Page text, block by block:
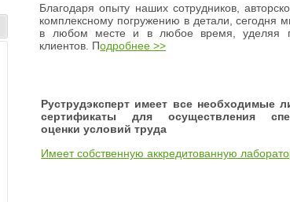
Благодаря опыту наших сотрудников,
комплексному погружению в детали, сегодня
в любом месте и в любое время, уделяя
клиентов. Подробнее >>
Руструдэксперт имеет все необходимые
сертификатыдля осуществления
оценки условий труда
Имеет собственную аккредитованную